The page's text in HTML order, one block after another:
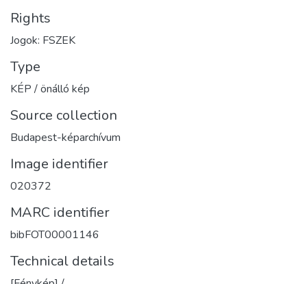
Rights
Jogok: FSZEK
Type
KÉP / önálló kép
Source collection
Budapest-képarchívum
Image identifier
020372
MARC identifier
bibFOT00001146
Technical details